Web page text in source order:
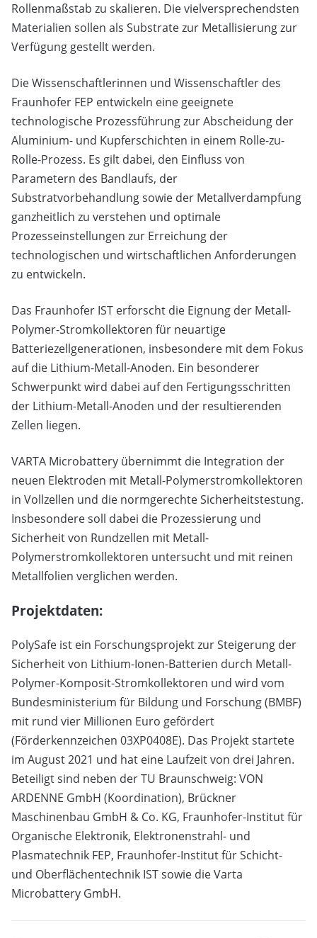
Rollenmaßstab zu skalieren. Die vielversprechendsten
Materialien sollen als Substrate zur Metallisierung zur
Verfügung gestellt werden.
Die Wissenschaftlerinnen und Wissenschaftler des
Fraunhofer FEP entwickeln eine geeignete
technologische Prozessführung zur Abscheidung der
Aluminium- und Kupferschichten in einem Rolle-zu-
Rolle-Prozess. Es gilt dabei, den Einfluss von
Parametern des Bandlaufs, der
Substratvorbehandlung sowie der Metallverdampfung
ganzheitlich zu verstehen und optimale
Prozesseinstellungen zur Erreichung der
technologischen und wirtschaftlichen Anforderungen
zu entwickeln.
Das Fraunhofer IST erforscht die Eignung der Metall-
Polymer-Stromkollektoren für neuartige
Batteriezellgenerationen, insbesondere mit dem Fokus
auf die Lithium-Metall-Anoden. Ein besonderer
Schwerpunkt wird dabei auf den Fertigungsschritten
der Lithium-Metall-Anoden und der resultierenden
Zellen liegen.
VARTA Microbattery übernimmt die Integration der
neuen Elektroden mit Metall-Polymerstromkollektoren
in Vollzellen und die normgerechte Sicherheitstestung.
Insbesondere soll dabei die Prozessierung und
Sicherheit von Rundzellen mit Metall-
Polymerstromkollektoren untersucht und mit reinen
Metallfolien verglichen werden.
Projektdaten:
PolySafe ist ein Forschungsprojekt zur Steigerung der
Sicherheit von Lithium-Ionen-Batterien durch Metall-
Polymer-Komposit-Stromkollektoren und wird vom
Bundesministerium für Bildung und Forschung (BMBF)
mit rund vier Millionen Euro gefördert
(Förderkennzeichen 03XP0408E). Das Projekt startete
im August 2021 und hat eine Laufzeit von drei Jahren.
Beteiligt sind neben der TU Braunschweig: VON
ARDENNE GmbH (Koordination), Brückner
Maschinenbau GmbH & Co. KG, Fraunhofer-Institut für
Organische Elektronik, Elektronenstrahl- und
Plasmatechnik FEP, Fraunhofer-Institut für Schicht-
und Oberflächentechnik IST sowie die Varta
Microbattery GmbH.